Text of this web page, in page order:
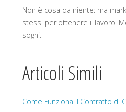
Non è cosa da niente: ma
stessi per ottenere il lavoro.
sogni.
Articoli Simili
Come Funziona il Contratto di